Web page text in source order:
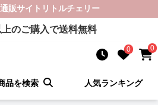
販サイト リトルチェリー
のご購入で送料無料
0 0
品を検索 人気ランキング